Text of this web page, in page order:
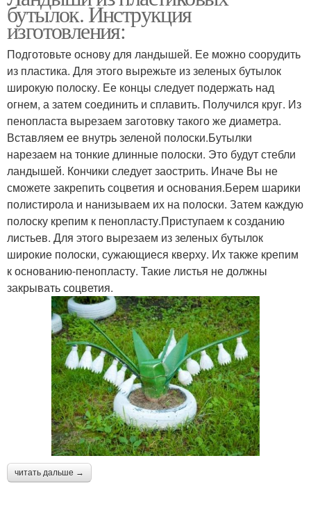
бутылок. Инструкция
изготовления:
Подготовьте основу для ландышей. Ее можно соорудить
из пластика. Для этого вырежьте из зеленых бутылок
широкую полоску. Ее концы следует подержать над
огнем, а затем соединить и сплавить. Получился круг. Из
пенопласта вырезаем заготовку такого же диаметра.
Вставляем ее внутрь зеленой полоски.Бутылки
нарезаем на тонкие длинные полоски. Это будут стебли
ландышей. Кончики следует заострить. Иначе Вы не
сможете закрепить соцветия и основания.Берем шарики
полистирола и нанизываем их на полоски. Затем каждую
полоску крепим к пенопласту.Приступаем к созданию
листьев. Для этого вырезаем из зеленых бутылок
широкие полоски, сужающиеся кверху. Их также крепим
к основанию-пенопласту. Такие листья не должны
закрывать соцветия.
читать дальше →